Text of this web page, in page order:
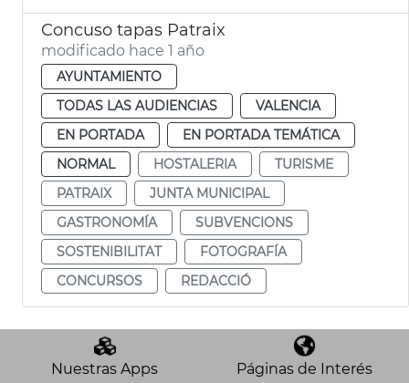
Concuso tapas Patraix
modificado hace 1 año
AYUNTAMIENTO
TODAS LAS AUDIENCIAS
VALENCIA
EN PORTADA
EN PORTADA TEMÁTICA
NORMAL
HOSTALERIA
TURISME
PATRAIX
JUNTA MUNICIPAL
GASTRONOMÍA
SUBVENCIONS
SOSTENIBILITAT
FOTOGRAFÍA
CONCURSOS
REDACCIÓ
Nuestras Apps Páginas de Interés